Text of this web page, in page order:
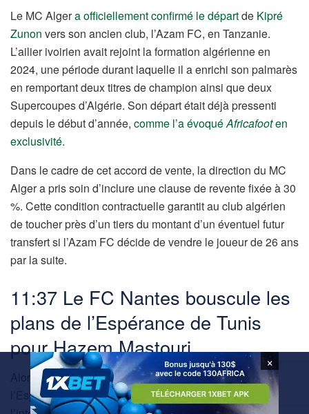
Le MC Algera officiellement confirmé le départde Kipré
Zunon vers son ancien club, l’Azam FC, en Tanzanie.
L’ailier ivoirien avait rejoint la formation algérienne en
2024, une période durant laquelle il a enrichi son palmarès
en remportant deux titres de champion ainsi que deux
Supercoupes d’Algérie. Son départ était déjà pressenti
depuis le début d’année, comme l’a évoquéAfricafooten
exclusivité.
Dans le cadre de cet accord de vente, la direction du MC
Alger a pris soin d’inclure une clause de revente fixée à 30
%. Cette condition contractuelle garantit au club algérien
de toucher près d’un tiers du montant d’un éventuel futur
transfert si l’Azam FC décide de vendre le joueur de 26 ans
par la suite.
11:37 Le FC Nantes bouscule les
plans de l’Espérance de Tunis
pour Hazem Mastouri
Alors qu’il semblait sur le point de s’engager avec
l’Espérance de Tunis,Hazem Mastourisuscite désormais
×